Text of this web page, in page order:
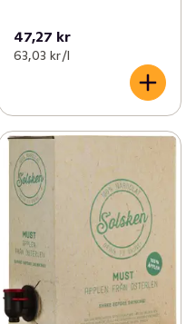
47,27 kr
63,03 kr /l